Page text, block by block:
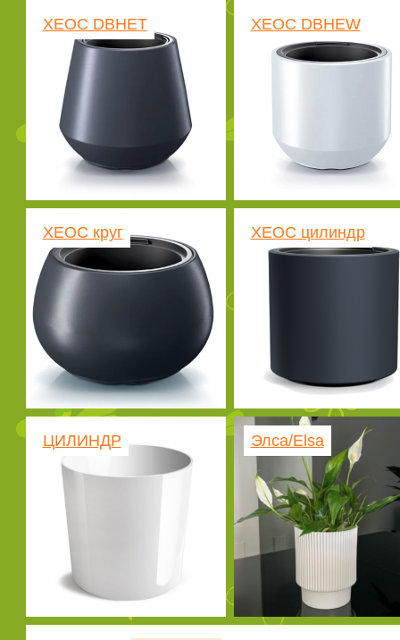
ХЕОС DBHET ХЕОС DBHEW
ХЕОС круг ХЕОС цилиндр
ЦИЛИНДР Элса/Elsa